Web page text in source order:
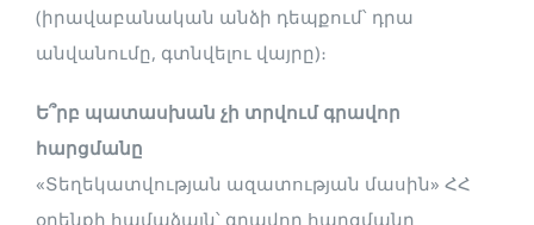
(իրավաբանական անձի դեպքում՝ դրա
անվանումը, գտնվելու վայրը)։
Ե՞րբ պատասխան չի տրվում գրավոր
հարցմանը
«Տեղեկատվության ազատության մասին» ՀՀ
օրենքի համաձայն՝ գրավոր հարցմանը